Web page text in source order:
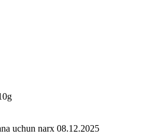
uchun narx 08.12.2025